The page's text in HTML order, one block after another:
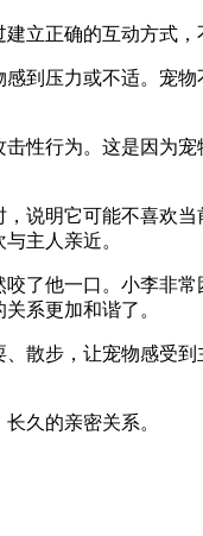
立正确的互动方式，
到压力或不适。宠
性行为。这是因为
说明它可能不喜欢
主人亲近。
了他一口。小李非
系更加和谐了。
散步，让宠物感受
久的亲密关系。